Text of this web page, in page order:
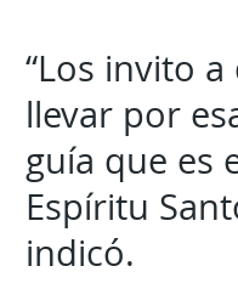
“Los invito a
llevar por
guía que es
Espíritu
indicó.